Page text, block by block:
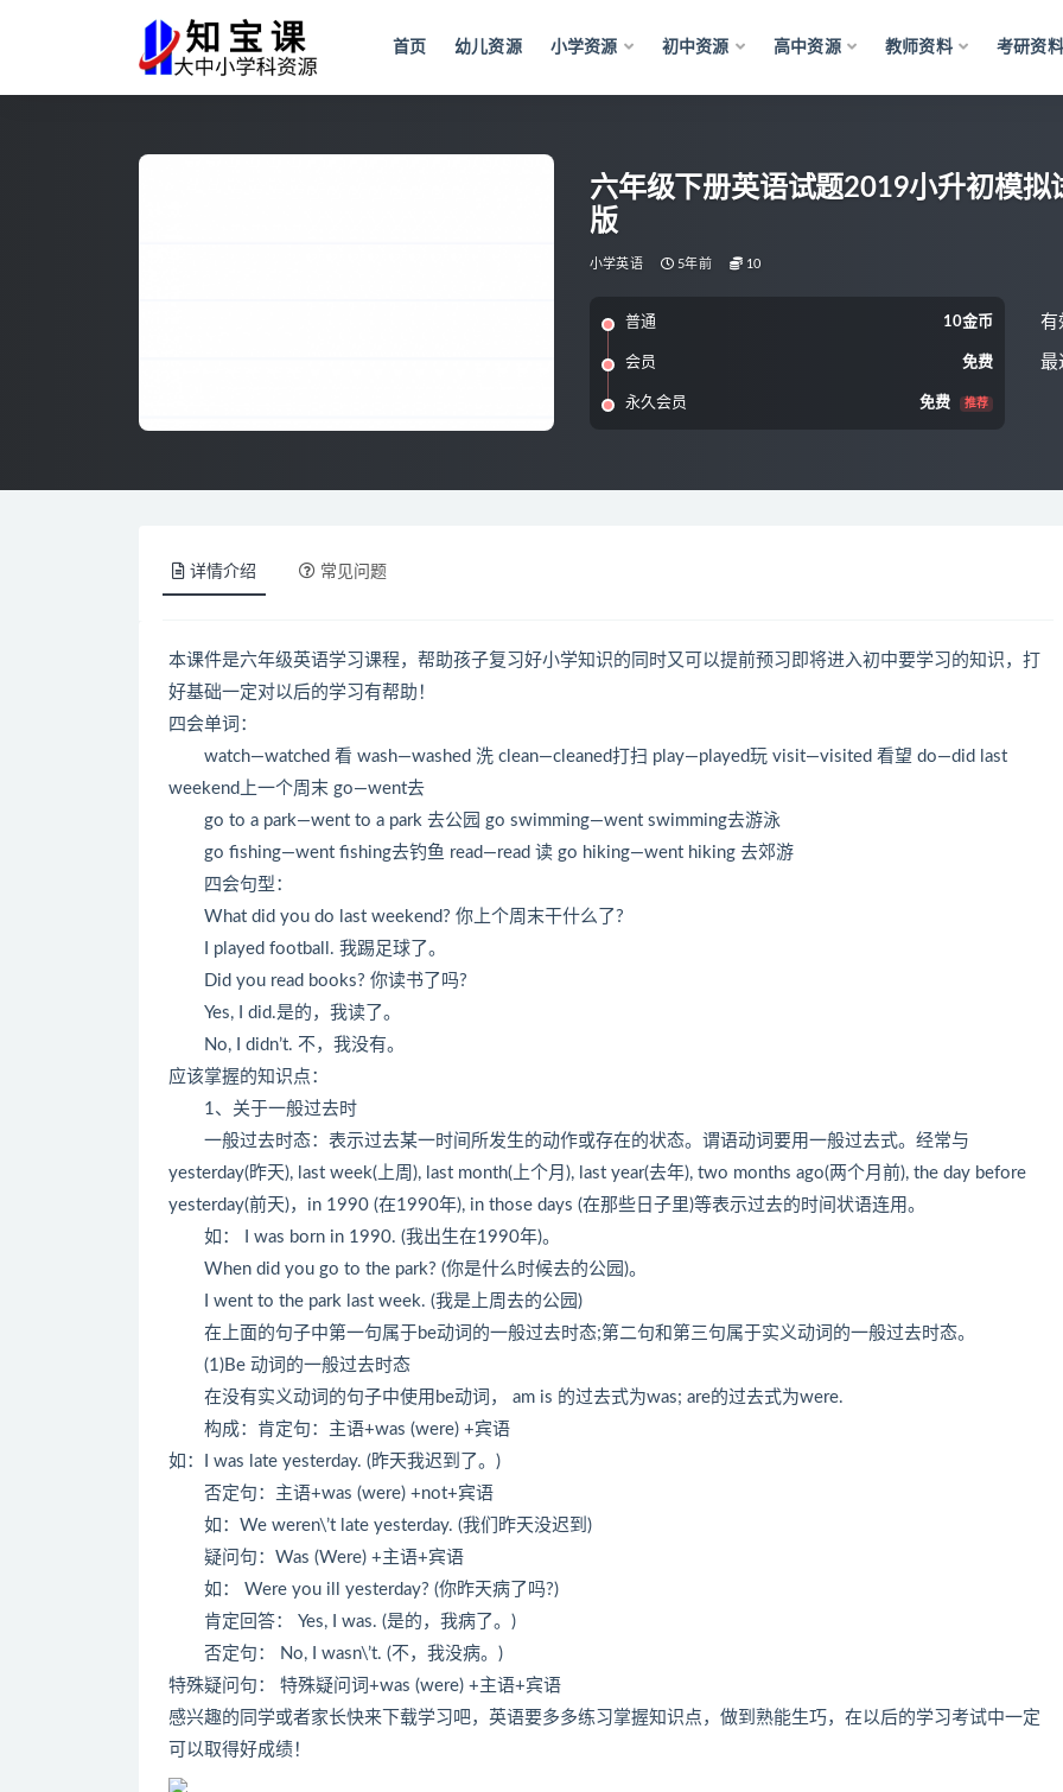
首页 幼儿资源 小学资源 初中资源 高中资源 教师资料 考研资料
六年级下册英语试题2019小升初模
版
小学英语 5年前 10
普通 10金币
会员 免费
永久会员 免费 推荐
有
最
详情介绍 常见问题
本课件是六年级英语学习课程，帮助孩子复习好小学知识的同时又可以提前预习即将进入初中要学习的知识，打
好基础一定对以后的学习有帮助！
四会单词：
watch—watched 看 wash—washed 洗 clean—cleaned打扫 play—played玩 visit—visited 看望 do—did last
weekend上一个周末 go—went去
go to a park—went to a park 去公园 go swimming—went swimming去游泳
go fishing—went fishing去钓鱼 read—read 读 go hiking—went hiking 去郊游
四会句型：
What did you do last weekend? 你上个周末干什么了?
I played football. 我踢足球了。
Did you read books? 你读书了吗?
Yes, I did.是的，我读了。
No, I didn’t. 不，我没有。
应该掌握的知识点：
1、关于一般过去时
一般过去时态：表示过去某一时间所发生的动作或存在的状态。谓语动词要用一般过去式。经常与
yesterday(昨天), last week(上周), last month(上个月), last year(去年), two months ago(两个月前), the day before
yesterday(前天)，in 1990 (在1990年), in those days (在那些日子里)等表示过去的时间状语连用。
如： I was born in 1990. (我出生在1990年)。
When did you go to the park? (你是什么时候去的公园)。
I went to the park last week. (我是上周去的公园)
在上面的句子中第一句属于be动词的一般过去时态;第二句和第三句属于实义动词的一般过去时态。
(1)Be 动词的一般过去时态
在没有实义动词的句子中使用be动词， am is 的过去式为was; are的过去式为were.
构成：肯定句：主语+was (were) +宾语
如：I was late yesterday. (昨天我迟到了。)
否定句：主语+was (were) +not+宾语
如：We weren\’t late yesterday. (我们昨天没迟到)
疑问句：Was (Were) +主语+宾语
如： Were you ill yesterday? (你昨天病了吗?)
肯定回答： Yes, I was. (是的，我病了。)
否定句： No, I wasn\’t. (不，我没病。)
特殊疑问句： 特殊疑问词+was (were) +主语+宾语
感兴趣的同学或者家长快来下载学习吧，英语要多多练习掌握知识点，做到熟能生巧，在以后的学习考试中一定
可以取得好成绩！